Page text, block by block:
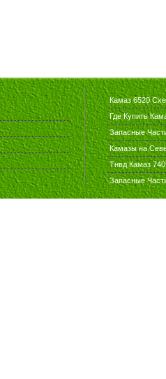
Камаз 6520
Где Купить
Запасные
Камазы на
Тнвд Камаз 740
Запасные